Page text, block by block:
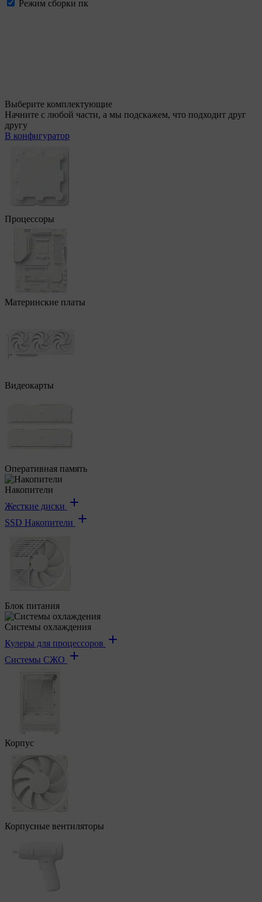
Режим сборки пк
Выберите комплектующие
Начните с любой части, а мы подскажем, что подходит друг
другу
В конфигуратор
Процессоры
Материнские платы
Видеокарты
Оперативная память
Накопители
Жесткие диски
SSD Накопители
Блок питания
Системы охлаждения
Кулеры для процессоров
Системы СЖО
Корпус
Корпусные вентиляторы